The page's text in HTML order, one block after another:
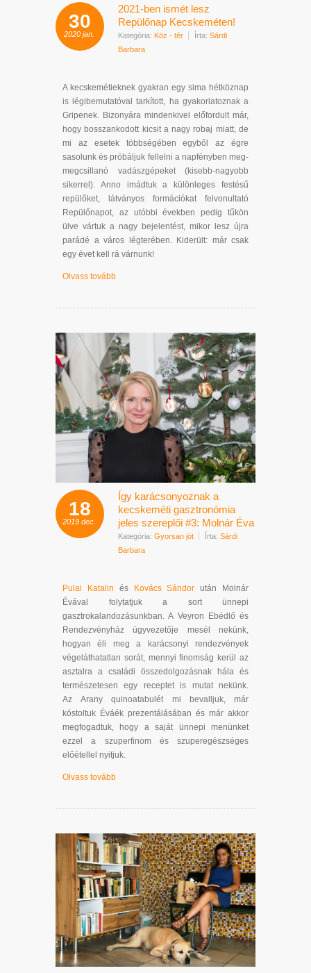
30
2020 jan.
2021-ben ismét lesz
Repülőnap Kecskeméten!
Kategória: Köz - tér Írta: Sárdi
Barbara
A kecskemétieknek gyakran egy sima hétköznap
is légibemutatóval tarkított, ha gyakorlatoznak a
Gripenek. Bizonyára mindenkivel előfordult már,
hogy bosszankodott kicsit a nagy robaj miatt, de
mi az esetek többségében egyből az égre
sasolunk és próbáljuk fellelni a napfényben meg-
megcsillanó vadászgépeket (kisebb-nagyobb
sikerrel). Anno imádtuk a különleges festésű
repülőket, látványos formációkat felvonultató
Repülőnapot, az utóbbi években pedig tűkön
ülve vártuk a nagy bejelentést, mikor lesz újra
parádé a város légterében. Kiderült: már csak
egy évet kell rá várnunk!
Olvass tovább
18
2019 dec.
Így karácsonyoznak a
kecskeméti gasztronómia
jeles szereplői #3: Molnár Éva
Kategória: Gyorsan jót Írta: Sárdi
Barbara
Pulai Katalin és Kovács Sándor után Molnár
Évával folytatjuk a sort ünnepi
gasztrokalandozásunkban. A Veyron Ebédlő és
Rendezvényház ügyvezetője mesél nekünk,
hogyan éli meg a karácsonyi rendezvények
végeláthatatlan sorát, mennyi finomság kerül az
asztalra a családi összedolgozásnak hála és
természetesen egy receptet is mutat nekünk.
Az Arany quinoatabulét mi bevalljuk, már
kóstoltuk Éváék prezentálásában és már akkor
megfogadtuk, hogy a saját ünnepi menünket
ezzel a szuperfinom és szuperegészséges
előétellel nyitjuk.
Olvass tovább